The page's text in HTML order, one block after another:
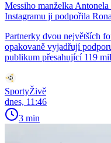
Messiho manželka
Instagramu ji podpořila
Partnerky dvou největších
opakovaně vyjadřují
publikum přesahující 119
SportyŽivě
dnes, 11:46
3 min